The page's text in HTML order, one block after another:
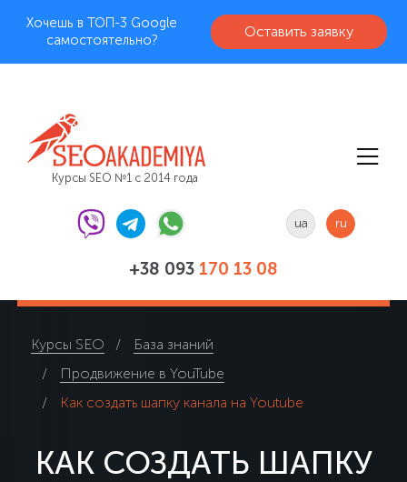
Хочешь в ТОП-3 Google
самостоятельно?
Оставить заявку
Курсы SEO №1 с 2014 года
+38 093 170 13 08
ua ru
Курсы SEO
База знаний
Продвижение в YouTube
Как создать шапку канала на Youtube
КАК СОЗДАТЬ ШАПКУ